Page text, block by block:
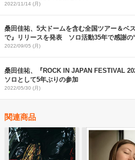
2022/11/14 (月)
桑田佳祐、5大ドームを含む全国ツアー＆ベ
で』リリースを発表 ソロ活動35年で感謝の
2022/09/05 (月)
桑田佳祐、『ROCK IN JAPAN FESTIVAL
ソロとして5年ぶりの参加
2022/05/30 (月)
関連商品